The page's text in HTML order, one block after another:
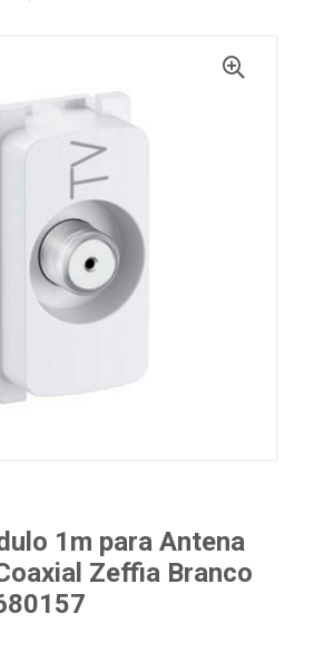
1m para Antena
Zeffia Branco